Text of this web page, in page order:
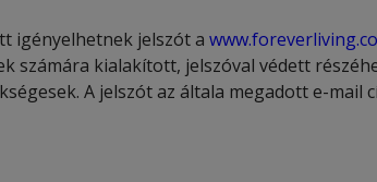
igényelhetnek jelszót a
kialakított, jelszóval védett
A jelszót az általa megadott e-mail